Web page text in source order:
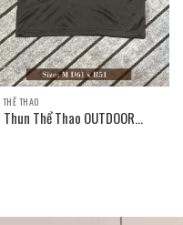
THỂ THAO
Thun Thể Thao OUTDOOR